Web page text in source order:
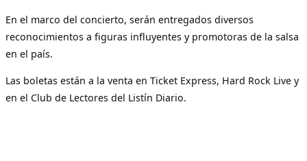
En el marco del concierto, serán entregados diversos
reconocimientos a figuras influyentes y promotoras de la salsa
en el país.
Las boletas están a la venta en Ticket Express, Hard Rock Live y
en el Club de Lectores del Listín Diario.